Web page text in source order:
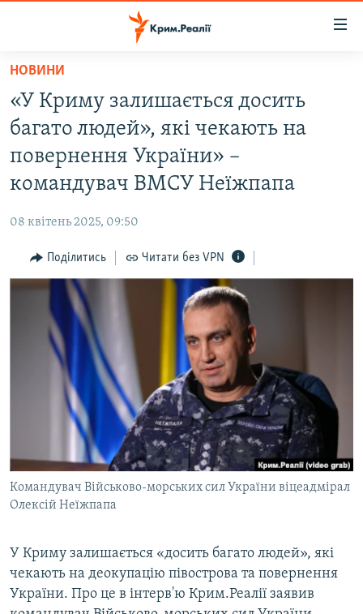
Перейти
основного
матеріалу
до
основної
Перейти
пошуку
ВОДА.КРИМ
ІНТЕРВ'Ю
ВСЕ ЗА ДЕНЬ
СПЕЦПРОЕКТИ
ДЕПОРТАЦІЯ
ВІДЕОУРОКИ «ELIFBE»
СВІДЧЕННЯ ОКУПАЦІЇ
УКРАЇНСЬКА ПРОБЛЕМА КРИМУ
ІНФОГРАФІКА
ЯК ОБІЙТИ БЛОКУВАННЯ
Русский
Qırımtatar
ДОЛУЧАЙСЯ!
НОВИНИ
«У Криму залишається досить
багато людей», які чекають на
повернення України» –
командувач ВМСУ Неїжпапа
08 квітень 2025, 09:50
Поділитись Читати без VPN
Командувач Військово-морських сил України віцеадмірал
Олексій Неїжпапа
У Криму залишається «досить багато людей», які
чекають на деокупацію півострова та повернення
України. Про це в інтерв'ю Крим.Реалії заявив